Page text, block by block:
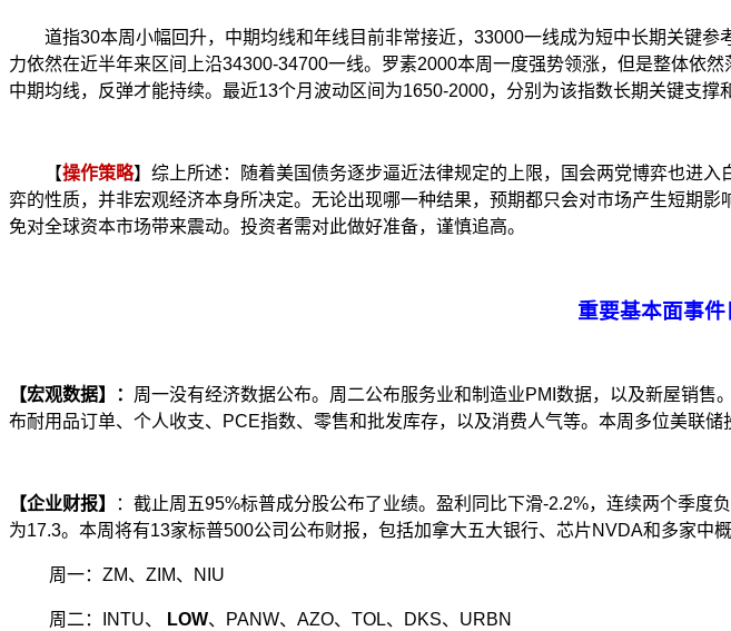
道指30本周小幅回升，中期均线和年线目前非常接近， 33000一线成为短中长期关键参
力依然在近半年来区间上沿34300-34700一线。罗素2000本周一度强势领涨，但是整体依然
中期均线，反弹才能持续。最近13个月波动区间为1650-2000，分别为该指数长期关键支撑
【操作策略】综上所述：随着美国债务逐步逼近法律规定的上限，国会两党博弈也进
弈的性质，并非宏观经济本身所决定。无论出现哪一种结果，预期都只会对市场产生短期
免对全球资本市场带来震动。投资者需对此做好准备，谨慎追高。
重要基本面事件
【宏观数据】： 周一没有经济数据公布。周二公布服务业和制造业PMI数据，以及新屋销售
布耐用品订单、个人收支、
PCE指数、零售和批发库存，以及消费人气等。本周多位美联储
【企业财报】 ：截止周五95%标普成分股公布了业绩。 盈利同比下滑-2.2%，连续两个季度
为17.3。本周将有13家标普500公司公布财报，包括加拿大五大银行、芯片NVDA和多家中
周一： ZM、 ZIM、 NIU
周二： INTU、 LOW、 PANW、 AZO、 TOL、 DKS、 URBN